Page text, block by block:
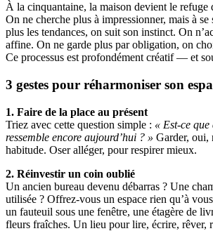
À la cinquantaine, la maison devient le refuge
On ne cherche plus à impressionner, mais à
plus les tendances, on suit son instinct. On
affine. On ne garde plus par obligation, on
Ce processus est profondément créatif — et
3 gestes pour réharmoniser son
1. Faire de la place au présent
Triez avec cette question simple : « Est-ce
ressemble encore aujourd’hui ? » Garder, oui,
habitude. Oser alléger, pour respirer mieux.
2. Réinvestir un coin oublié
Un ancien bureau devenu débarras ? Une
utilisée ? Offrez-vous un espace rien qu’à
un fauteuil sous une fenêtre, une étagère de
fleurs fraîches. Un lieu pour lire, écrire, rêver,